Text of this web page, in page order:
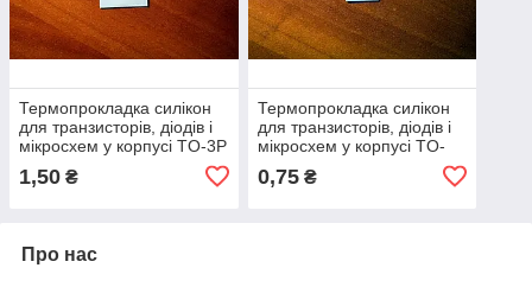
Термопрокладка силікон
для транзисторів, діодів і
мікросхем у корпусі TO-3P
1,50 ₴
Термопрокладка силікон
для транзисторів, діодів і
мікросхем у корпусі TO-
0,75₴
Про нас